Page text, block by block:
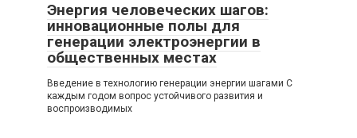
Энергия человеческих шагов:
инновационные полы для
генерации электроэнергии в
общественных местах
Введение в технологию генерации энергии шагами С
каждым годом вопрос устойчивого развития и
воспроизводимых